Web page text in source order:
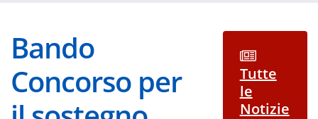
Bando
Concorso per
Tutte
le
Notizie